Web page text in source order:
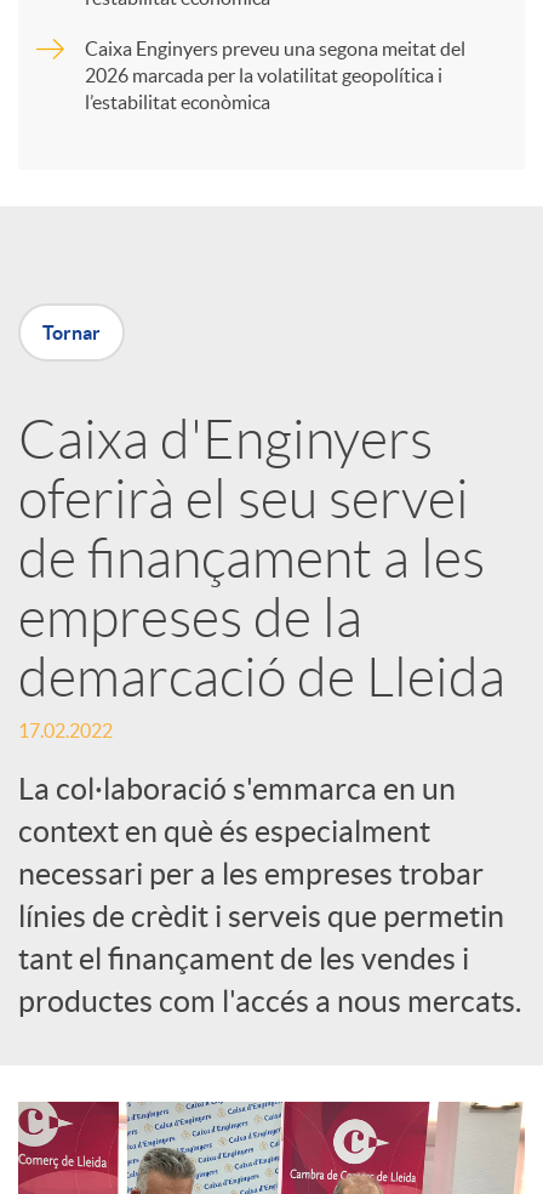
X
r
x
e
s
S
o
c
i
l
Caixa Enginyers preveu una segona meitat del
2026 marcada per la volatilitat geopolítica i
l’estabilitat econòmica
Tornar
Caixa d'Enginyers
oferirà el seu servei
de finançament a les
empreses de la
demarcació de Lleida
17.02.2022
La col·laboració s'emmarca en un
context en què és especialment
necessari per a les empreses trobar
línies de crèdit i serveis que permetin
tant el finançament de les vendes i
productes com l'accés a nous mercats.